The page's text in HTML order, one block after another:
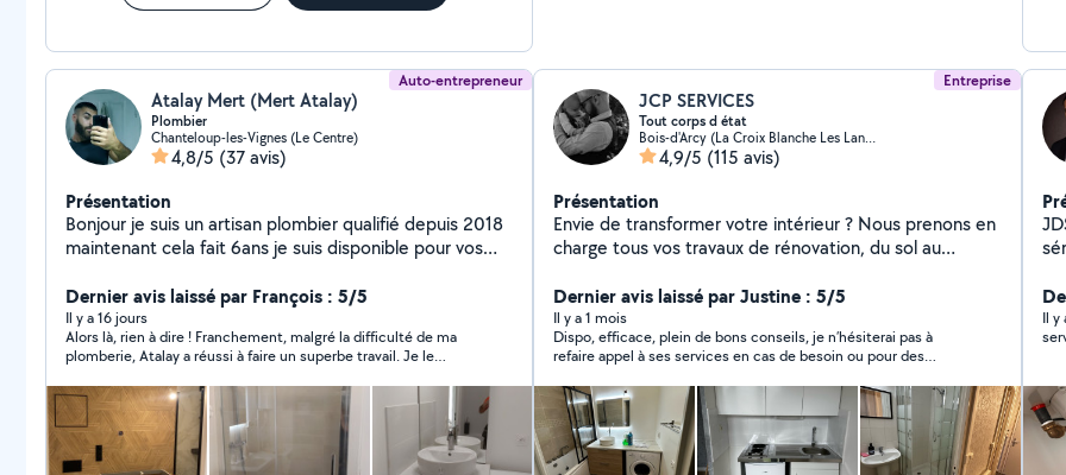
Auto-entrepreneur
Atalay Mert (Mert Atalay)
Plombier
Chanteloup-les-Vignes (Le Centre)
4,8/5 (37 avis)
Présentation
Bonjour je suis un artisan plombier qualifié depuis 2018
maintenant cela fait 6ans je suis disponible pour vos
Dernier avis laissé par François : 5/5
Il y a 16 jours
Alors là, rien à dire ! Franchement, malgré la difficulté de ma
plomberie, Atalay a réussi à faire un superbe travail. Je le
hésitation.
Entreprise
JCP SERVICES
Tout corps d état
Bois-d'Arcy (La Croix Blanche Les Langots)
4,9/5 (115 avis)
Présentation
Envie de transformer votre intérieur ? Nous prenons en
charge tous vos travaux de rénovation, du sol au
métier, chaque projet est unique et parfaitement
maîtrisé. Confiez-nous vos envies, et nous les réalisons
avec passion ! Regardez dans les photos pour en savoir
plus
Dernier avis laissé par Justine : 5/5
Il y a 1 mois
Dispo, efficace, plein de bons conseils, je n’hésiterai pas à
refaire appel à ses services en cas de besoin ou pour des
JDS
Je
une
Il y